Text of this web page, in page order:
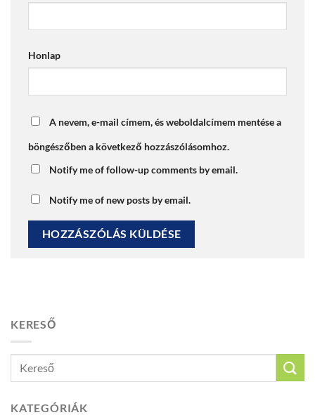
Honlap
A nevem, e-mail címem, és weboldalcímem mentése a
böngészőben a következő hozzászólásomhoz.
Notify me of follow-up comments by email.
Notify me of new posts by email.
KERESŐ
KATEGÓRIÁK